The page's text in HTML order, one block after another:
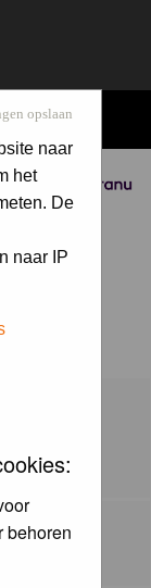
by
opslaan
naar
het
De
naar IP
behoren